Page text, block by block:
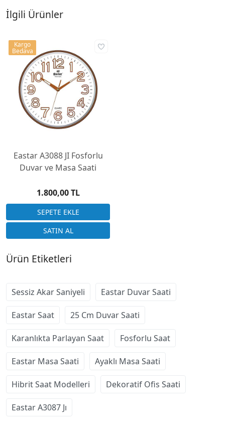
İlgili Ürünler
Eastar A3088 JI Fosforlu
Duvar ve Masa Saati
1.800,00 TL
Kargo
Bedava
Ürün Etiketleri
Sessiz Akar Saniyeli Eastar Duvar Saati
Eastar Saat 25 Cm Duvar Saati
Karanlıkta Parlayan Saat Fosforlu Saat
Eastar Masa Saati Ayaklı Masa Saati
Hibrit Saat Modelleri Dekoratif Ofis Saati
Eastar A3087 Jı